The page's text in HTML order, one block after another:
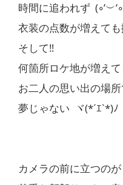
時間に追われず
衣装の点数が増えても
そして‼︎
何箇所ロケ地が増えて
お二人の思い出の場
夢じゃない ヾ(*´ｴ`*)ﾉ
カメラの前に立つのが